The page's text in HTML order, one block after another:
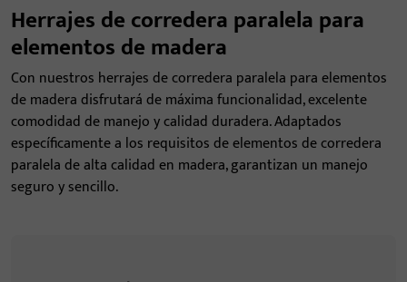
Herrajes de corredera paralela para
elementos de madera
Con nuestros herrajes de corredera paralela para elementos
de madera disfrutará de máxima funcionalidad, excelente
comodidad de manejo y calidad duradera. Adaptados
específicamente a los requisitos de elementos de corredera
paralela de alta calidad en madera, garantizan un manejo
seguro y sencillo.